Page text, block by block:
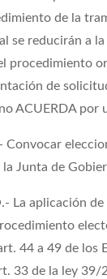
de la
se reducirán a
procedimiento
de
ACUERDA por
Convocar
la Junta de
La aplicación
44 a 49 de los
33 de la ley 39/